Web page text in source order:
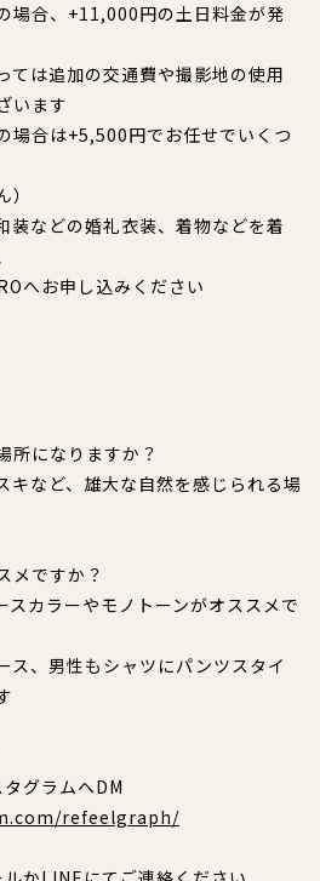
場合、+11,000円の土日料金が発
は追加の交通費や撮影地の使用
います
場合は+5,500円でお任せでいくつ
などの婚礼衣装、着物などを着
へお申し込みください
所になりますか？
キなど、雄大な自然を感じられる場
メですか？
スカラーやモノトーンがオススメで
ス、男性もシャツにパンツスタイ
グラムへDM
refeelgraph/